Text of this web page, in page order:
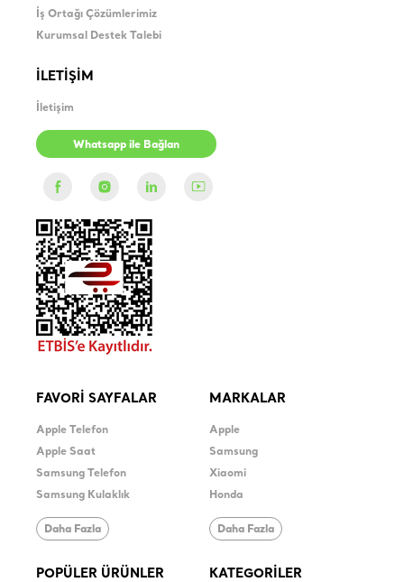
İş Ortağı Çözümlerimiz
Kurumsal Destek Talebi
İLETİŞİM
İletişim
Whatsapp ile Bağlan
FAVORİ SAYFALAR
Apple Telefon
Apple Saat
Samsung Telefon
Samsung Kulaklık
Daha Fazla
MARKALAR
Apple
Samsung
Xiaomi
Honda
Daha Fazla
POPÜLER ÜRÜNLER KATEGORİLER